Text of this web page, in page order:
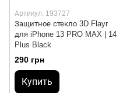
Артикул: 193727
Защитное стекло 3D Flayr
для iPhone 13 PRO MAX | 14
Plus Black
290 грн
Купить